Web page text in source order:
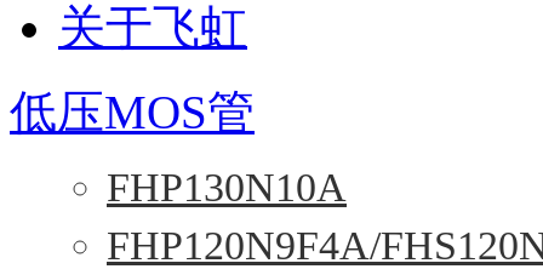
关于飞虹
低压MOS管
FHP130N10A
FHP120N9F4A/